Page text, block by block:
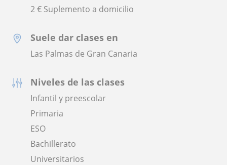
2 € Suplemento a domicilio
Suele dar clases en
Las Palmas de Gran Canaria
Niveles de las clases
Infantil y preescolar
Primaria
ESO
Bachillerato
Universitarios